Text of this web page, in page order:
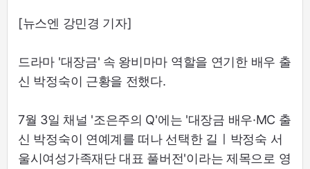
[뉴스엔 강민경 기자]
드라마 '대장금' 속 왕비마마 역할을 연기한 배우 출
신 박정숙이 근황을 전했다.
7월 3일 채널 '조은주의 Q'에는 '대장금 배우·MC 출
신 박정숙이 연예계를 떠나 선택한 길ㅣ박정숙 서
울시여성가족재단 대표 풀버전'이라는 제목으로 영